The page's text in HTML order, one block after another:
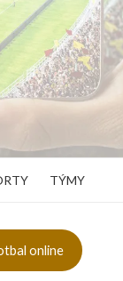
TÝMY
online